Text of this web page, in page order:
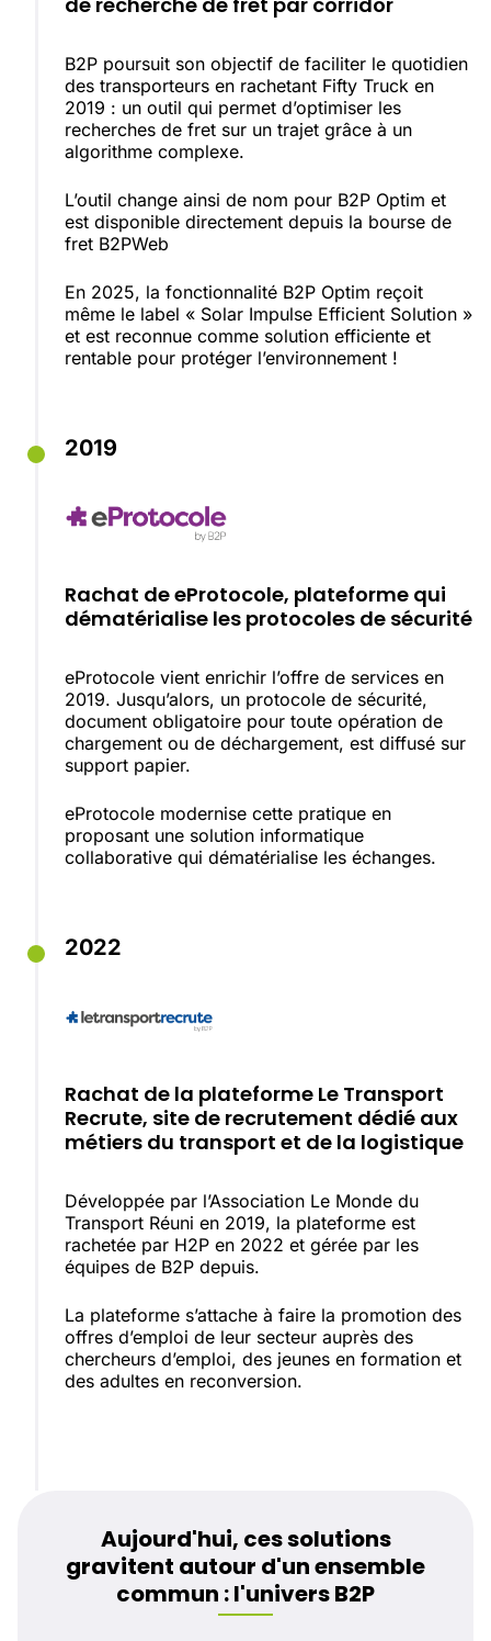
B2P poursuit son objectif de faciliter le quotidien
des transporteurs en rachetant Fifty Truck en
2019 : un outil qui permet d’optimiser les
recherches de fret sur un trajet grâce à un
algorithme complexe.
L’outil change ainsi de nom pour B2P Optim et
est disponible directement depuis la bourse de
fret B2PWeb
En 2025, la fonctionnalité B2P Optim reçoit
même le label « Solar Impulse Efficient Solution »
et est reconnue comme solution efficiente et
rentable pour protéger l’environnement !
2019
Rachat de eProtocole, plateforme qui
dématérialise les protocoles de sécurité
eProtocole vient enrichir l’offre de services en
2019. Jusqu’alors, un protocole de sécurité,
document obligatoire pour toute opération de
chargement ou de déchargement, est diffusé sur
support papier.
eProtocole modernise cette pratique en
proposant une solution informatique
collaborative qui dématérialise les échanges.
2022
Rachat de la plateforme Le Transport
Recrute, site de recrutement dédié aux
métiers du transport et de la logistique
Développée par l’Association Le Monde du
Transport Réuni en 2019, la plateforme est
rachetée par H2P en 2022 et gérée par les
équipes de B2P depuis.
La plateforme s’attache à faire la promotion des
offres d’emploi de leur secteur auprès des
chercheurs d’emploi, des jeunes en formation et
des adultes en reconversion.
Aujourd'hui, ces solutions
gravitent autour d'un ensemble
commun : l'univers B2P